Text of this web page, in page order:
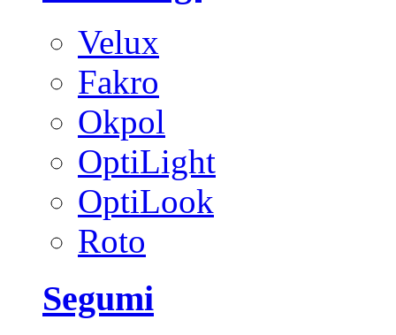
Velux
Fakro
Okpol
OptiLight
OptiLook
Roto
Segumi